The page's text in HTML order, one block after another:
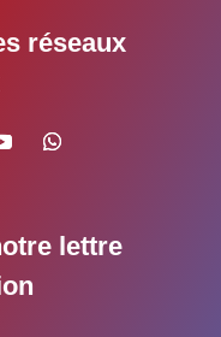
réseaux
lettre